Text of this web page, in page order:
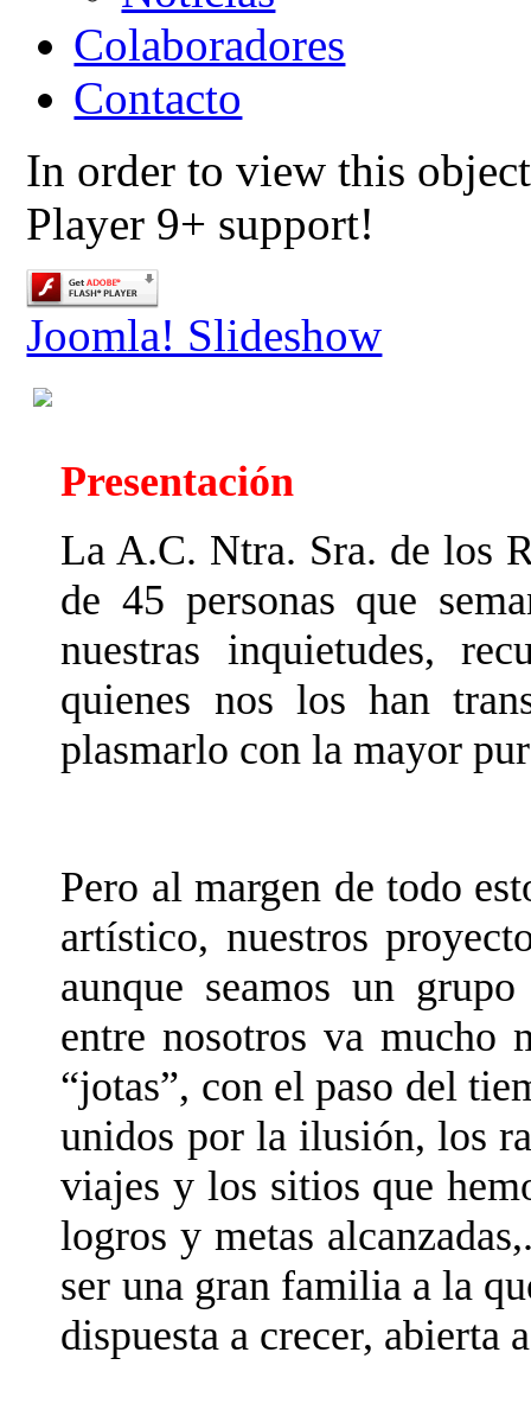
Colaboradores
Contacto
In order to view this
Player 9+ support!
Joomla! Slideshow
Presentación
La A.C. Ntra. Sra. de los
de 45 personas que
nuestras inquietudes,
quienes nos los han
plasmarlo con la mayor
Pero al margen de todo
artístico, nuestros
aunque seamos un
entre nosotros va mucho
“jotas”, con el paso del
unidos por la ilusión, los
viajes y los sitios que
logros y metas
ser una gran familia a la
dispuesta a crecer, abierta